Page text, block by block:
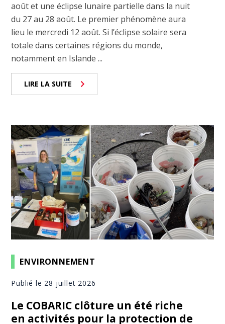
août et une éclipse lunaire partielle dans la nuit
du 27 au 28 août. Le premier phénomène aura
lieu le mercredi 12 août. Si l’éclipse solaire sera
totale dans certaines régions du monde,
notamment en Islande ...
LIRE LA SUITE
ENVIRONNEMENT
Publié le 28 juillet 2026
Le COBARIC clôture un été riche
en activités pour la protection de